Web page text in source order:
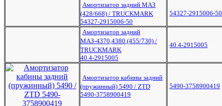
Амортизатор задний МАЗ
(428/668) / TRUCKMARK
54327-2915006-50
54327-2915006-50
Амортизатор задний
МАЗ-4370,4380 (455/730) /
TRUCKMARK
40.4-2915005
40.4-2915005
Амортизатор кабины задний
(пружинный) 5490 / ZTD
5490-3758900419
5490-3758900419